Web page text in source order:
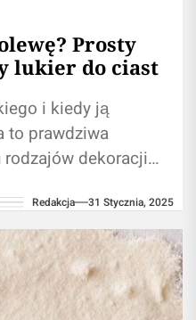
Prosty
lukier do ciast
i kiedy ją
to prawdziwa
dekoracji
Redakcja 31 Stycznia, 2025